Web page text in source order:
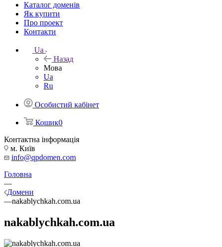
Каталог доменів
Як купити
Про проект
Контакти
Ua
Назад
Мова
Ua
Ru
Особистий кабінет
Кошик0
Контактна інформація
м. Київ
info@qpdomen.com
Головна
—
Домени
—nakablychkah.com.ua
nakablychkah.com.ua